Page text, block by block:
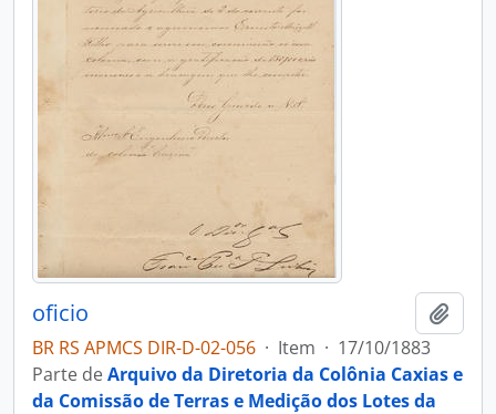
oficio
BR RS APMCS DIR-D-02-056 · Item · 17/10/1883
Parte deArquivo da Diretoria da Colônia Caxias e
da Comissão de Terras e Medição dos Lotes da